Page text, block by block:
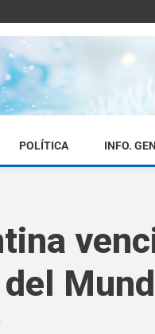
POLÍTICA INFO.